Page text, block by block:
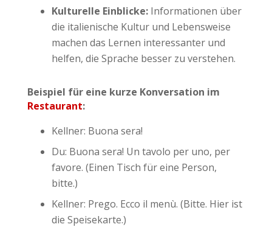
Kulturelle Einblicke:Informationen über
die italienische Kultur und Lebensweise
machen das Lernen interessanter und
helfen, die Sprache besser zu verstehen.
Beispiel für eine kurze Konversation im
Restaurant:
Kellner: Buona sera!
Du: Buona sera! Un tavolo per uno, per
favore. (Einen Tisch für eine Person,
bitte.)
Kellner: Prego. Ecco il menù. (Bitte. Hier ist
die Speisekarte.)